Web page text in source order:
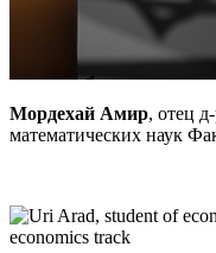
Мордехай Амир, отец
математических наук